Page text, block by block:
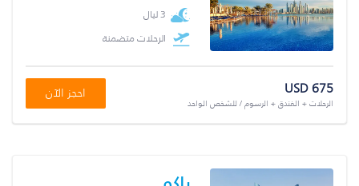
3 ليال
الرحلات متضمنة
USD 675
الرحلات + الفندق + الرسوم / للشخص الواحد
احجز الآن